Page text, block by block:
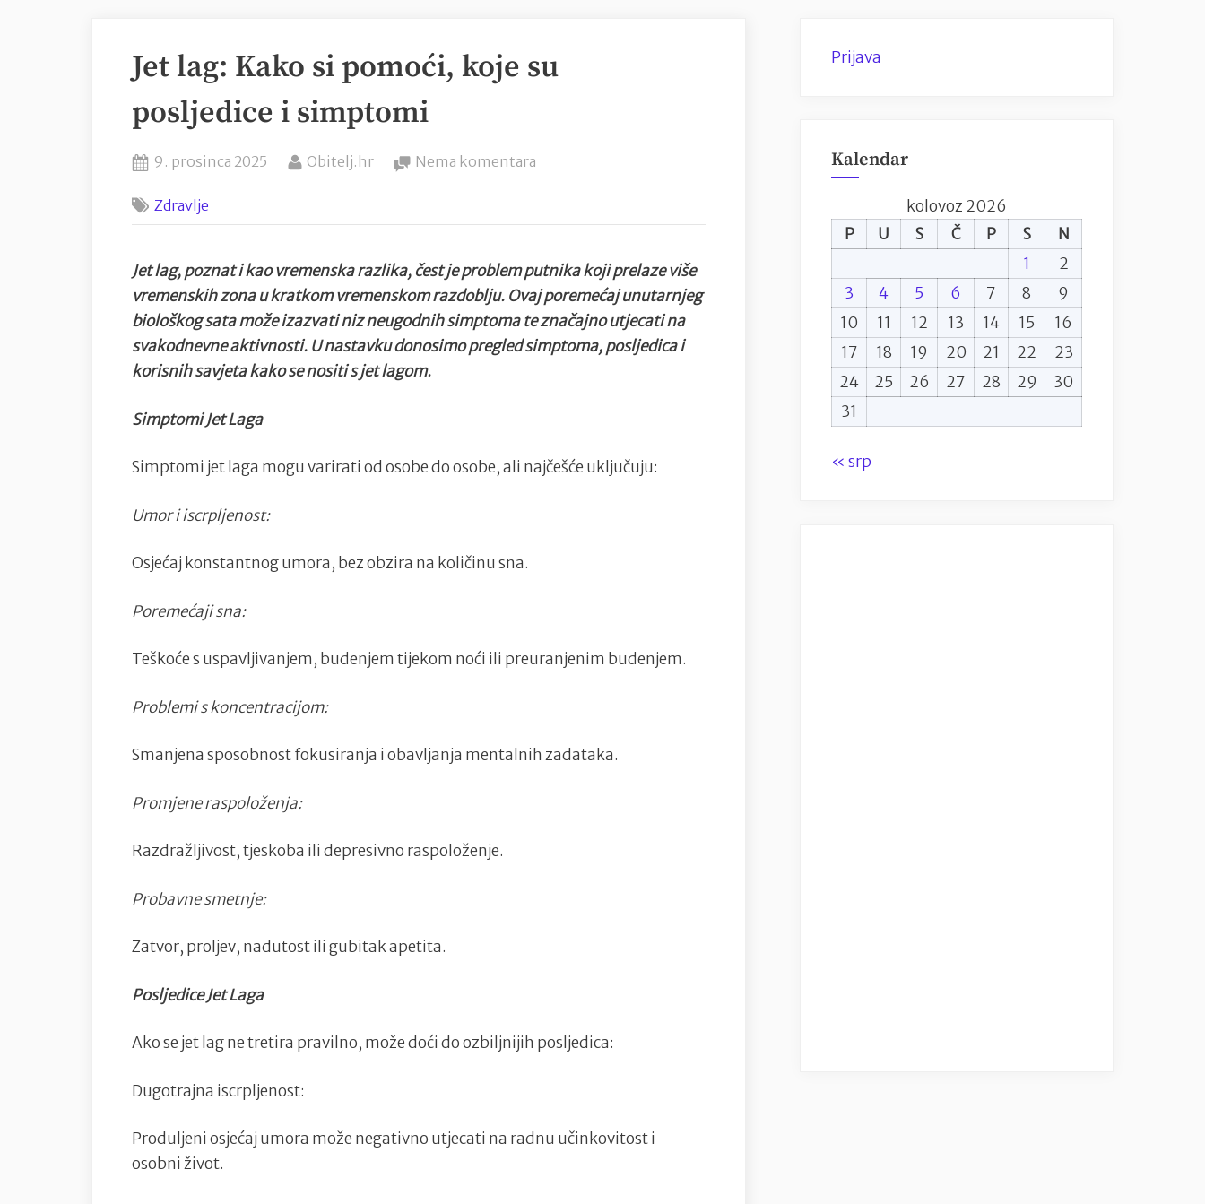
Jet lag: Kako si pomoći, koje su
posljedice i simptomi
Posted
9. prosinca 2025 By
Obitelj.hr Nema komentara
pomoći,
koje
su
posljedice
Zdravlje
Jet lag, poznat i kao vremenska razlika, čest je problem putnika koji prelaze više
vremenskih zona u kratkom vremenskom razdoblju. Ovaj poremećaj unutarnjeg
biološkog sata može izazvati niz neugodnih simptoma te značajno utjecati na
svakodnevne aktivnosti. U nastavku donosimo pregled simptoma, posljedica i
korisnih savjeta kako se nositi s jet lagom.
Simptomi Jet Laga
Simptomi jet laga mogu varirati od osobe do osobe, ali najčešće uključuju:
Umor i iscrpljenost:
Osjećaj konstantnog umora, bez obzira na količinu sna.
Poremećaji sna:
Teškoće s uspavljivanjem, buđenjem tijekom noći ili preuranjenim buđenjem.
Problemi s koncentracijom:
Smanjena sposobnost fokusiranja i obavljanja mentalnih zadataka.
Promjene raspoloženja:
Razdražljivost, tjeskoba ili depresivno raspoloženje.
Probavne smetnje:
Zatvor, proljev, nadutost ili gubitak apetita.
Posljedice Jet Laga
Ako se jet lag ne tretira pravilno, može doći do ozbiljnijih posljedica:
Dugotrajna iscrpljenost:
Produljeni osjećaj umora može negativno utjecati na radnu učinkovitost i
osobni život.
Prijava
Kalendar
kolovoz 2026
P
U S Č P S
N
1
2
3
4 5 6 7 8
9
10
11 12 13 14 15
16
17
18 19 20 21 22
23
24
25 26 27 28 29
30
31
« srp